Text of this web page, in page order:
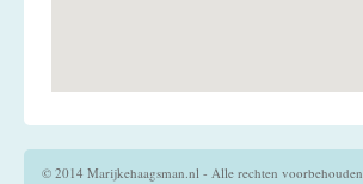
© 2014 Marijkehaagsman.nl - Alle rechten voorbehouden